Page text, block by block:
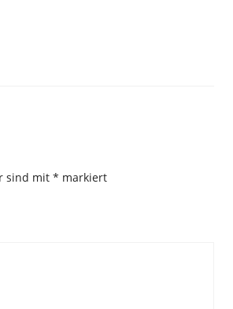
sind mit * markiert